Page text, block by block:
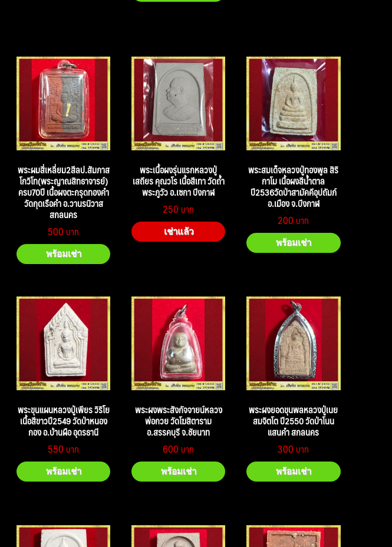
พระผมสี่เหลี่ยม2สีลป.สัมภาส
โกวิโท(พระญาณสิทธาจารย์)
ครบ70ปี เนื้อผงตะกรุดทองคำ
วัดกุดเรือคำ อ.วานรนิวาส
สกลนคร
500
พร้อมเช่า
พระเนื้อผงรุ่นแรกหลวงปู่
เสถียร คุณวโร เนื้อสีเทา วัดถ้ำ
พระภูวัว อ.เซกา บึงกาฬ
250
เช่าแล้ว
พระสมเด็จหลวงปู่ทองพูล สิริ
กาโม เนื้อผงสีน้ำตาล
ปี2536วัดป่าสามัคคีอุปถัมภ์
อ.เมือง จ.บึงกาฬ
200
พร้อมเช่า
พระขุนแผนหลวงปู่เพียร วิริโย
เนื้อสีขาวปี2549 วัดป่าหนอง
กอง อ.บ้านผือ อุดรธานี
550
พร้อมเช่า
พระผงพระสังกัจจายน์หลวง
พ่อกวย วัดโฆสิตาราม
อ.สรรคบุรี จ.ชัยนาท
600
พร้อมเช่า
พระผงยอดขุนพลหลวงปู่เนย
สมจิตโต ปี2550 วัดป่าโนน
แสนคำ สกลนคร
300
พร้อมเช่า